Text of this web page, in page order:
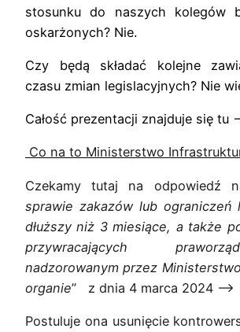
stosunku do naszych kolegów
oskarżonych? Nie.
Czy będą składać kolejne
czasu zmian legislacyjnych? Nie
Całość prezentacji znajduje się tu
Co na to Ministerstwo
Czekamy tutaj na odpowiedź
sprawie zakazów lub ograniczeń
dłuższy niż 3 miesiące, a także
przywracających
nadzorowanym przez
organie” z dnia 4 marca 2024 –>
Postuluje ona usunięcie